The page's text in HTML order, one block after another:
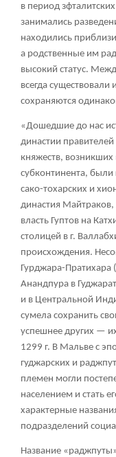
в период
занимались
находились
а родственные им
высокий статус.
всегда существовали
сохраняются
«Дошедшие до нас
династии
княжеств, возникших
субконтинента, были
сако-тохарских и
династия
власть Гуптов на
столицей в г.
происхождения.
Гурджара-Пратихара
Анандпура в
и в Центральной
сумела сохранить
успешнее других —
1299 г. В Мальве с
гуджарских и
племен могли
населением и стать
характерные
подразделений
Название